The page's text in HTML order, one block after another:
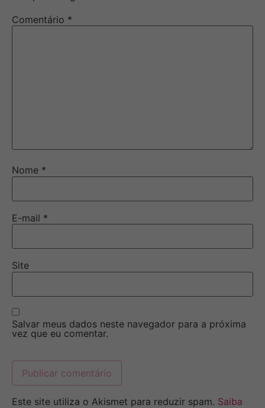
Comentário *
Nome *
E-mail *
Site
Salvar meus dados neste navegador para a próxima
vez que eu comentar.
Este site utiliza o Akismet para reduzir spam. Saiba